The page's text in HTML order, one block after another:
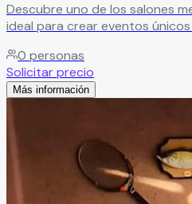
Descubre uno de los salones
ideal para crear eventos
refrescos, servicio de meseros,
seguridad, vigilancia y
horas. Ven a conocernos.
0 personas
Solicitar precio
Más información